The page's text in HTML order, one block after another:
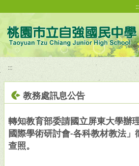
:::
教務處訊息公告
轉知教育部委請國立屏東大學辦
國際學術研討會-各科教材教法」
查照。